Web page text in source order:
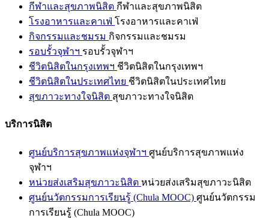
กีฬาและสุขภาพนิสิต กีฬาและสุขภาพนิสิต
โรงอาหารและคาเฟ่ โรงอาหารและคาเฟ่
กิจกรรมและชมรม กิจกรรมและชมรม
รอบรั้วจุฬาฯ รอบรั้วจุฬาฯ
ชีวิตนิสิตในกรุงเทพฯ ชีวิตนิสิตในกรุงเทพฯ
ชีวิตนิสิตในประเทศไทย ชีวิตนิสิตในประเทศไทย
สุขภาวะทางใจนิสิต สุขภาวะทางใจนิสิต
บริการนิสิต
ศูนย์บริการสุขภาพแห่งจุฬาฯ ศูนย์บริการสุขภาพแห่ง
จุฬาฯ
หน่วยส่งเสริมสุขภาวะนิสิต หน่วยส่งเสริมสุขภาวะนิสิต
ศูนย์นวัตกรรมการเรียนรู้ (Chula MOOC) ศูนย์นวัตกรรม
การเรียนรู้ (Chula MOOC)